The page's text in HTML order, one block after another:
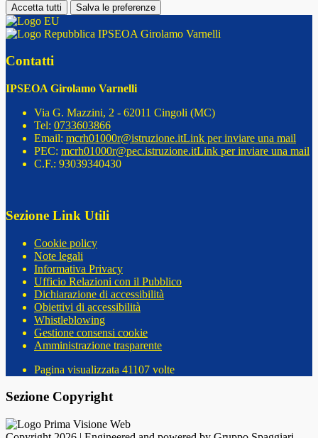
Accetta tutti Salva le preferenze
IPSEOA Girolamo Varnelli
Contatti
IPSEOA Girolamo Varnelli
Via G. Mazzini, 2 - 62011 Cingoli (MC)
Tel: 0733603866
Email: mcrh01000r@istruzione.itLink per inviare una mail
PEC: mcrh01000r@pec.istruzione.itLink per inviare una mail
C.F.: 93039340430
Sezione Link Utili
Cookie policy
Note legali
Informativa Privacy
Ufficio Relazioni con il Pubblico
Dichiarazione di accessibilità
Obiettivi di accessibilità
Whistleblowing
Gestione consensi cookie
Amministrazione trasparente
Pagina visualizzata 41107 volte
Sezione Copyright